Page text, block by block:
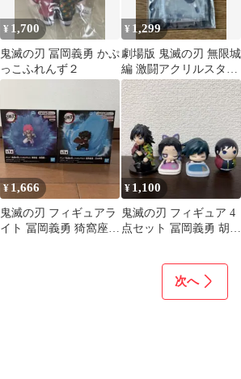
¥ 1,700
鬼滅の刃 冨岡義勇 かぷ
っこふれんず２
¥ 1,299
劇場版 鬼滅の刃 無限城
編 激闘アクリルスタン
ド 竈門炭治郎＆冨岡義
勇VS猗窩座
¥ 1,666
鬼滅の刃 フィギュアラ
イト 冨岡義勇 猗窩座
¥ 1,100
鬼滅の刃 フィギュア 4
点セット 冨岡義勇 胡蝶
次へ